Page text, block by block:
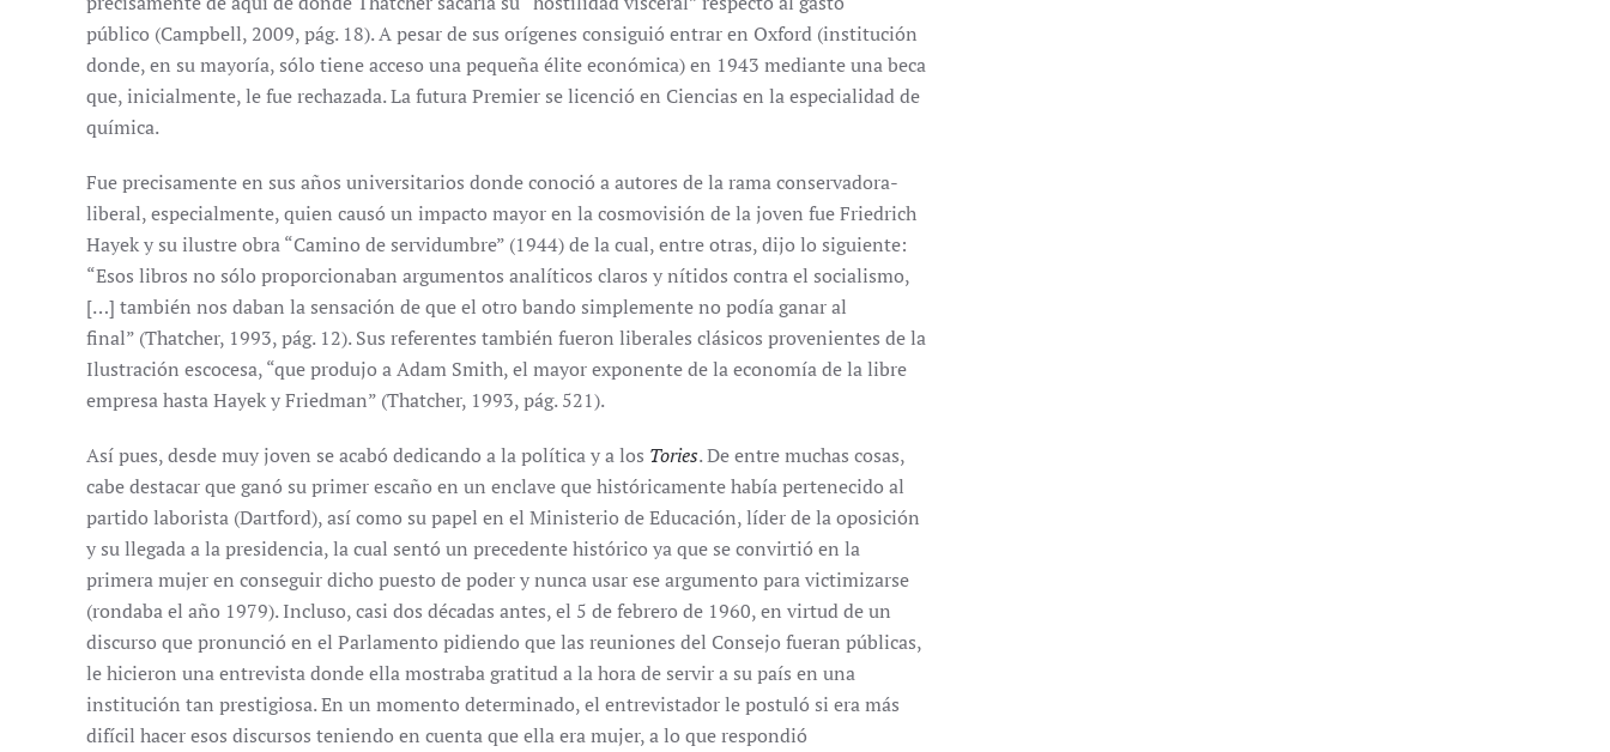
público (Campbell, 2009, pág. 18). A pesar de sus orígenes consiguió entrar en Oxford (institución
donde, en su mayoría, sólo tiene acceso una pequeña élite económica) en 1943 mediante una beca
que, inicialmente, le fue rechazada. La futura Premier se licenció en Ciencias en la especialidad de
química.
Fue precisamente en sus años universitarios donde conoció a autores de la rama conservadora-
liberal, especialmente, quien causó un impacto mayor en la cosmovisión de la joven fue Friedrich
Hayek y su ilustre obra “Camino de servidumbre” (1944) de la cual, entre otras, dijo lo siguiente:
“Esos libros no sólo proporcionaban argumentos analíticos claros y nítidos contra el socialismo,
[…] también nos daban la sensación de que el otro bando simplemente no podía ganar al
final” (Thatcher, 1993, pág. 12). Sus referentes también fueron liberales clásicos provenientes de la
Ilustración escocesa, “que produjo a Adam Smith, el mayor exponente de la economía de la libre
empresa hasta Hayek y Friedman” (Thatcher, 1993, pág. 521).
Así pues, desde muy joven se acabó dedicando a la política y a los Tories. De entre muchas cosas,
cabe destacar que ganó su primer escaño en un enclave que históricamente había pertenecido al
partido laborista (Dartford), así como su papel en el Ministerio de Educación, líder de la oposición
y su llegada a la presidencia, la cual sentó un precedente histórico ya que se convirtió en la
primera mujer en conseguir dicho puesto de poder y nunca usar ese argumento para victimizarse
(rondaba el año 1979). Incluso, casi dos décadas antes, el 5 de febrero de 1960, en virtud de un
discurso que pronunció en el Parlamento pidiendo que las reuniones del Consejo fueran públicas,
le hicieron una entrevista donde ella mostraba gratitud a la hora de servir a su país en una
institución tan prestigiosa. En un momento determinado, el entrevistador le postuló si era más
difícil hacer esos discursos teniendo en cuenta que ella era mujer, a lo que respondió